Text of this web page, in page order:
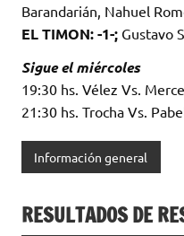
Barandarián, Nahuel
EL TIMON: -1-; Gustavo
Sigue el miércoles
19:30 hs. Vélez Vs.
21:30 hs. Trocha Vs.
Información general
RESULTADOS DE